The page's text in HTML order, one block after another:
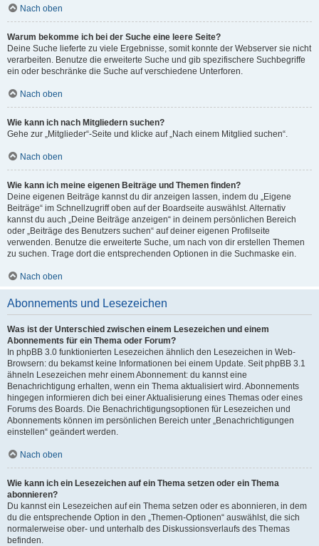
Nach oben
Warum bekomme ich bei der Suche eine leere Seite?
Deine Suche lieferte zu viele Ergebnisse, somit konnte der Webserver sie nicht
verarbeiten. Benutze die erweiterte Suche und gib spezifischere Suchbegriffe
ein oder beschränke die Suche auf verschiedene Unterforen.
Nach oben
Wie kann ich nach Mitgliedern suchen?
Gehe zur „Mitglieder“-Seite und klicke auf „Nach einem Mitglied suchen“.
Nach oben
Wie kann ich meine eigenen Beiträge und Themen finden?
Deine eigenen Beiträge kannst du dir anzeigen lassen, indem du „Eigene
Beiträge“ im Schnellzugriff oben auf der Boardseite auswählst. Alternativ
kannst du auch „Deine Beiträge anzeigen“ in deinem persönlichen Bereich
oder „Beiträge des Benutzers suchen“ auf deiner eigenen Profilseite
verwenden. Benutze die erweiterte Suche, um nach von dir erstellen Themen
zu suchen. Trage dort die entsprechenden Optionen in die Suchmaske ein.
Nach oben
Abonnements und Lesezeichen
Was ist der Unterschied zwischen einem Lesezeichen und einem
Abonnements für ein Thema oder Forum?
In phpBB 3.0 funktionierten Lesezeichen ähnlich den Lesezeichen in Web-
Browsern: du bekamst keine Informationen bei einem Update. Seit phpBB 3.1
ähneln Lesezeichen mehr einem Abonnement: du kannst eine
Benachrichtigung erhalten, wenn ein Thema aktualisiert wird. Abonnements
hingegen informieren dich bei einer Aktualisierung eines Themas oder eines
Forums des Boards. Die Benachrichtigungsoptionen für Lesezeichen und
Abonnements können im persönlichen Bereich unter „Benachrichtigungen
einstellen“ geändert werden.
Nach oben
Wie kann ich ein Lesezeichen auf ein Thema setzen oder ein Thema
abonnieren?
Du kannst ein Lesezeichen auf ein Thema setzen oder es abonnieren, in dem
du die entsprechende Option in den „Themen-Optionen“ auswählst, die sich
normalerweise ober- und unterhalb des Diskussionsverlaufs des Themas
befinden.